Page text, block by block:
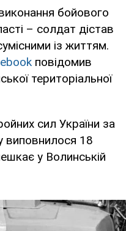
бойового
– солдат дістав
із життям.
повідомив
територіальної
сил України за
виповнилося 18
у Волинській